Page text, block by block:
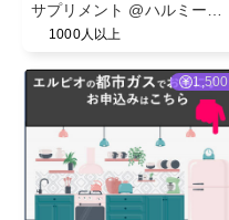
サプリメント @ハルミーズ
合同会社
1000人以上
1,500